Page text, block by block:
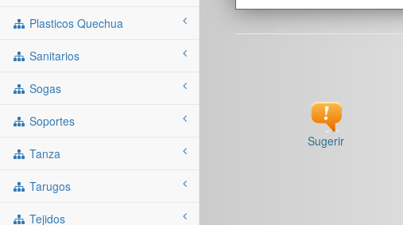
Plasticos Quechua
Sanitarios
Sogas
Soportes
Tanza
Tarugos
Tejidos
Sugerir